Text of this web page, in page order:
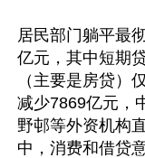
居民部门躺平最
亿元，其中短期
（主要是房贷）
减少7869亿元，
野邨等外资机构
中，消费和借贷